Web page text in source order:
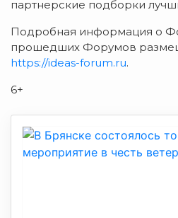
партнерские подборки
Подробная информация о
прошедших Форумов
https://ideas-forum.ru.
6+